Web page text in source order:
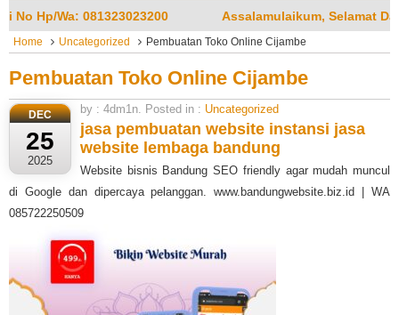
Assalamulaikum, Selamat Datang di Jasa Bandung
Home Uncategorized Pembuatan Toko Online Cijambe
Pembuatan Toko Online Cijambe
DEC
25
2025
by : 4dm1n. Posted in : Uncategorized
jasa pembuatan website instansi jasa
website lembaga bandung
Website bisnis Bandung SEO friendly agar mudah muncul
di Google dan dipercaya pelanggan. www.bandungwebsite.biz.id | WA
085722250509